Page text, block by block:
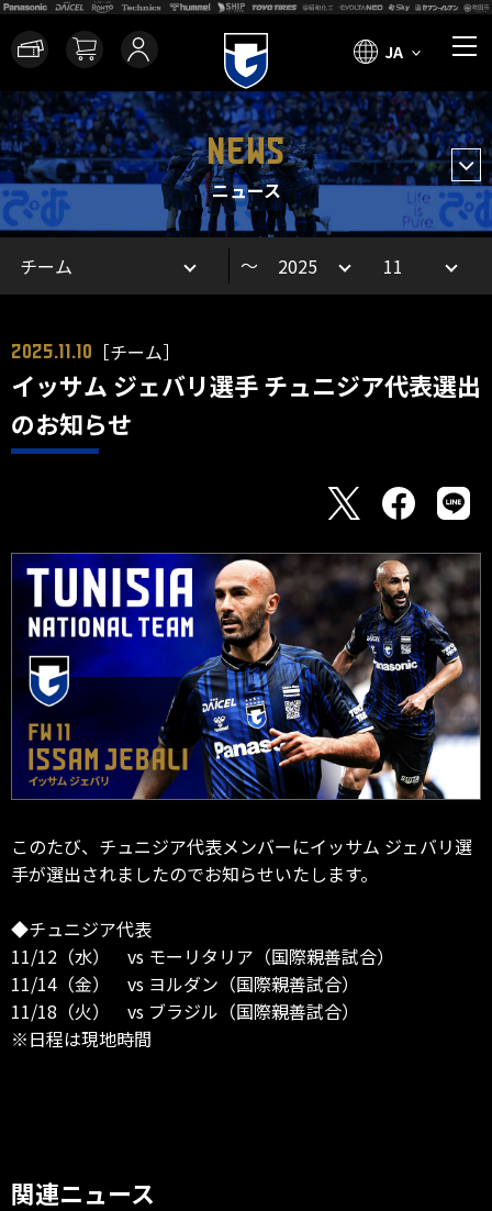
JA
NEWS
ニュース
～
2025.11.10 ［チーム］
イッサム ジェバリ選手 チュニジア代表選出
のお知らせ
このたび、チュニジア代表メンバーにイッサム ジェバリ選
手が選出されましたのでお知らせいたします。
◆チュニジア代表
11/12（水） vs モーリタリア（国際親善試合）
11/14（金） vs ヨルダン（国際親善試合）
11/18（火） vs ブラジル（国際親善試合）
※日程は現地時間
関連ニュース